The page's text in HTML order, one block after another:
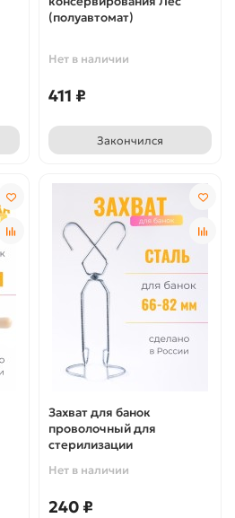
(полуавтомат)
Нет в наличии
411 ₽
Закончился
Захват для банок
проволочный для
стерилизации
Нет в наличии
240 ₽